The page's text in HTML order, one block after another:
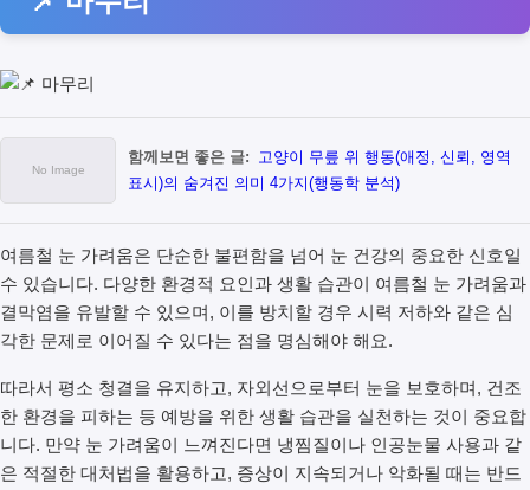
함께보면 좋은 글:
고양이 무릎 위 행동(애정, 신뢰, 영역
표시)의 숨겨진 의미 4가지(행동학 분석)
여름철 눈 가려움은 단순한 불편함을 넘어 눈 건강의 중요한 신호일
수 있습니다. 다양한 환경적 요인과 생활 습관이 여름철 눈 가려움과
결막염을 유발할 수 있으며, 이를 방치할 경우 시력 저하와 같은 심
각한 문제로 이어질 수 있다는 점을 명심해야 해요.
따라서 평소 청결을 유지하고, 자외선으로부터 눈을 보호하며, 건조
한 환경을 피하는 등 예방을 위한 생활 습관을 실천하는 것이 중요합
니다. 만약 눈 가려움이 느껴진다면 냉찜질이나 인공눈물 사용과 같
은 적절한 대처법을 활용하고, 증상이 지속되거나 악화될 때는 반드